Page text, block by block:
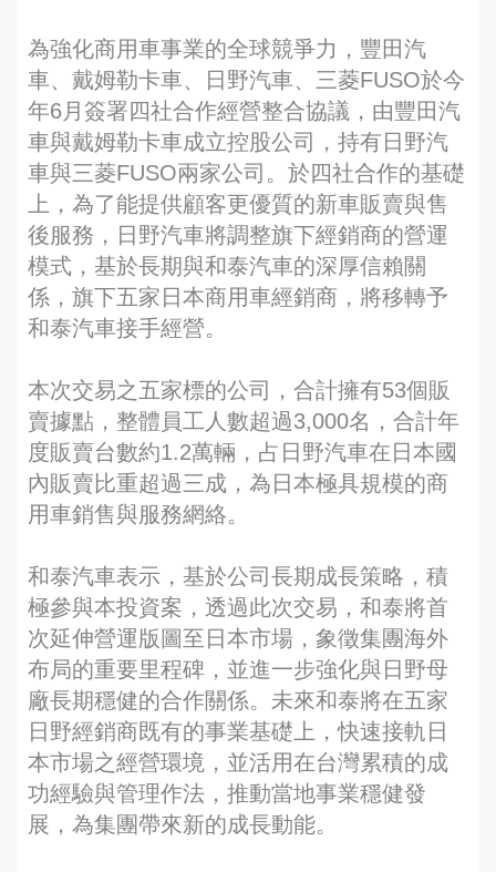
為強化商用車事業的全球競爭力，豐田汽
車、戴姆勒卡車、日野汽車、三菱FUSO於今
年6月簽署四社合作經營整合協議，由豐田汽
車與戴姆勒卡車成立控股公司，持有日野汽
車與三菱FUSO兩家公司。於四社合作的基礎
上，為了能提供顧客更優質的新車販賣與售
後服務，日野汽車將調整旗下經銷商的營運
模式，基於長期與和泰汽車的深厚信賴關
係，旗下五家日本商用車經銷商，將移轉予
和泰汽車接手經營。
本次交易之五家標的公司，合計擁有53個販
賣據點，整體員工人數超過3,000名，合計年
度販賣台數約1.2萬輛，占日野汽車在日本國
內販賣比重超過三成，為日本極具規模的商
用車銷售與服務網絡。
和泰汽車表示，基於公司長期成長策略，積
極參與本投資案，透過此次交易，和泰將首
次延伸營運版圖至日本市場，象徵集團海外
布局的重要里程碑，並進一步強化與日野母
廠長期穩健的合作關係。未來和泰將在五家
日野經銷商既有的事業基礎上，快速接軌日
本市場之經營環境，並活用在台灣累積的成
功經驗與管理作法，推動當地事業穩健發
展，為集團帶來新的成長動能。